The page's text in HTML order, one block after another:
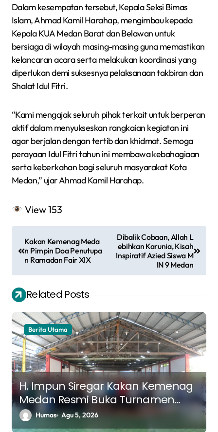
Dalam kesempatan tersebut, Kepala Seksi Bimas
Islam, Ahmad Kamil Harahap, mengimbau kepada
Kepala KUA Medan Barat dan Belawan untuk
bersiaga di wilayah masing-masing guna memastikan
kelancaran acara serta melakukan koordinasi yang
diperlukan demi suksesnya pelaksanaan takbiran dan
Shalat Idul Fitri.
“Kami mengajak seluruh pihak terkait untuk berperan
aktif dalam menyukseskan rangkaian kegiatan ini
agar berjalan dengan tertib dan khidmat. Semoga
perayaan Idul Fitri tahun ini membawa kebahagiaan
serta keberkahan bagi seluruh masyarakat Kota
Medan,” ujar Ahmad Kamil Harahap.
View153
a
g
a
s
i
p
o
s
Kakan Kemenag Meda
n Pimpin Doa Penutupa
n Ramadan Fair XIX
Dibalik Cobaan, Allah L
ebihkan Karunia, Kisah
Inspiratif Azied Siswa M
IN 9 Medan
Related Posts
Berita Utama
H. Impun Siregar Kakan Kemenag
Medan Resmi Buka Turnamen
Futsal K3MA, Pererat Silaturahmi
Antar Madrasah
Humas Agu 5, 2026